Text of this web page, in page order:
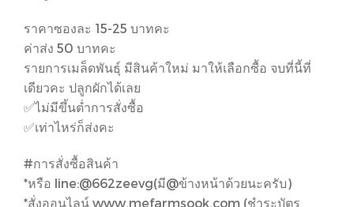
ราคาซองละ 15-25 บาทคะ
ค่าส่ง 50 บาทคะ
รายการเมล็ดพันธุ์ มีสินค้าใหม่ มาให้เลือกซื้อ จบที่นี้ที่
เดียวคะ ปลูกผักได้เลย
✅ไม่มีขึ้นต่ำการสั่งซื้อ
✅เท่าไหร่ก็ส่งคะ
#การสั่งซื้อสินค้า
*หรือ line:@662zeevg(มี@ข้างหน้าด้วยนะครับ)
*สั่งออนไลน์ www.mefarmsook.com (ชำระบัตร